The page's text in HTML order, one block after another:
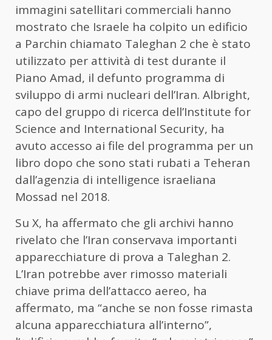
immagini satellitari commerciali hanno
mostrato che Israele ha colpito un edificio
a Parchin chiamato Taleghan 2 che è stato
utilizzato per attività di test durante il
Piano Amad, il defunto programma di
sviluppo di armi nucleari dell’Iran. Albright,
capo del gruppo di ricerca dell’Institute for
Science and International Security, ha
avuto accesso ai file del programma per un
libro dopo che sono stati rubati a Teheran
dall’agenzia di intelligence israeliana
Mossad nel 2018.
Su X, ha affermato che gli archivi hanno
rivelato che l’Iran conservava importanti
apparecchiature di prova a Taleghan 2.
L’Iran potrebbe aver rimosso materiali
chiave prima dell’attacco aereo, ha
affermato, ma “anche se non fosse rimasta
alcuna apparecchiatura all’interno”,